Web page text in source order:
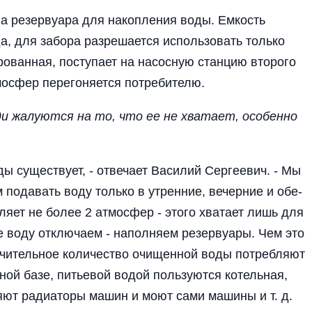
ре­зервуара для накопления воды. Емкость
для забора разре­шается использовать то­лько
поступает на на­сосную станцию второго
перегоняется потребите­лю.
жа­луются на то, что ее не хватает, особенно
су­ществует, - отвечает Василий Сергеевич. - Мы
воду только в ут­ренние, вечерние и обе­
не более 2 атмосфер - это­го хватает лишь для
воду от­ключаем - наполняем резервуары. Чем это
ко­личество очищенной воды потребляют
базе, питьевой во­дой пользуются котельная,
радиаторы машин и моют сами ма­шины и т. д.